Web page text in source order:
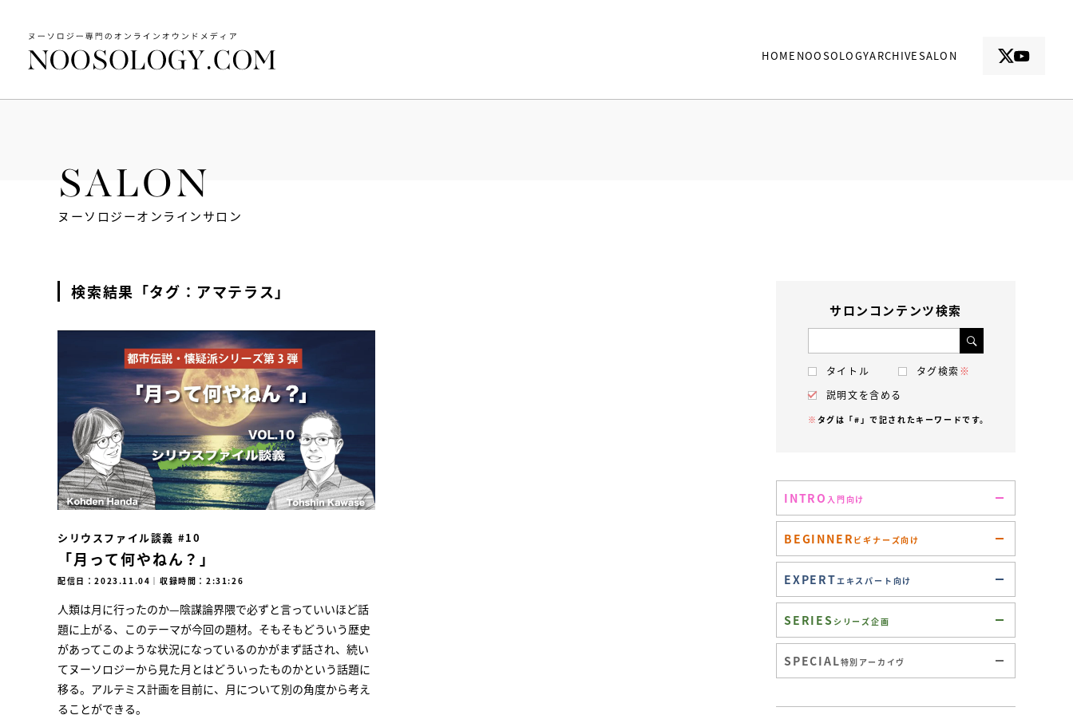
HOME NOOSOLOGYARCHIVESALON
SALON
ヌーソロジーオンラインサロン
検索結果「タグ：アマテラス」
シリウスファイル談義 #10
「月って何やねん？」
配信日：2023.11.04 ｜収録時間：2:31:26
人類は月に行ったのか—陰謀論界隈で必ずと言っていいほど話
題に上がる、このテーマが今回の題材。そもそもどういう歴史
があってこのような状況になっているのかがまず話され、続い
てヌーソロジーから見た月とはどういったものかという話題に
移る。アルテミス計画を目前に、月について別の角度から考え
ることができる。
サロンコンテンツ検索
タイトル タグ検索※
説明文を含める
※ タグは「#」で記されたキーワードです。
INTRO 入門向け
BEGINNER ビギナーズ向け
EXPERTエキスパート向け
SERIES シリーズ企画
SPECIAL特別アーカイヴ